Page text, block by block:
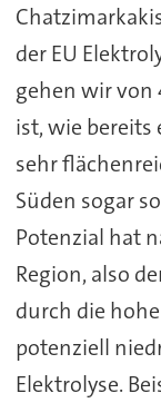
der EU
gehen wir von
ist, wie bereits
sehr
Süden sogar
Potenzial hat
Region, also
durch die
potenziell
Elektrolyse.